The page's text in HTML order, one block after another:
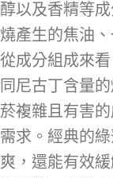
醇以及香精等
燒產生的焦油
從成分組成來
同尼古丁含量
菸複雜且有害
需求。經典的
爽，還能有效